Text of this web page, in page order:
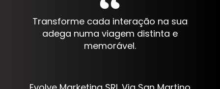
Transforme cada interação na sua
adega numa viagem distinta e
memorável.